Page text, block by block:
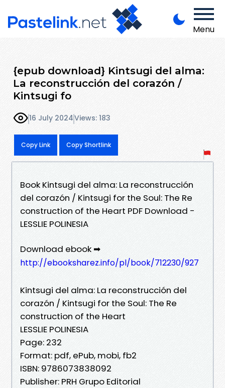
Menu
{epub download} Kintsugi del alma:
La reconstrucción del corazón /
Kintsugi fo
16 July 2024Views: 183
Copy Link Copy Shortlink
Book Kintsugi del alma: La reconstrucción
del corazón / Kintsugi for the Soul: The Re
construction of the Heart PDF Download -
LESSLIE POLINESIA
Download ebook ➡
http://ebooksharez.info/pl/book/712230/927
Kintsugi del alma: La reconstrucción del
corazón / Kintsugi for the Soul: The Re
construction of the Heart
LESSLIE POLINESIA
Page: 232
Format: pdf, ePub, mobi, fb2
ISBN: 9786073838092
Publisher: PRH Grupo Editorial